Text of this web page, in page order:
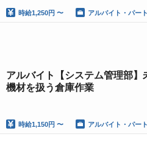
時給1,250円 〜 アルバイト・パート
アルバイト【システム管理部】
機材を扱う倉庫作業
時給1,150円 〜 アルバイト・パート